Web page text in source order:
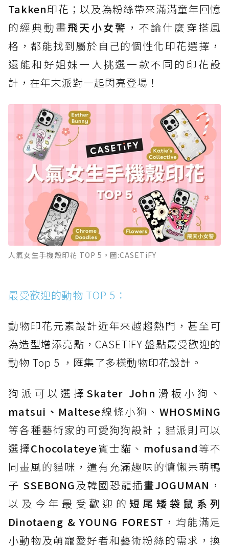
Takken印花；以及為粉絲帶來滿滿童年回憶
的經典動畫飛天小女警 ，不論什麼穿搭風
格，都能找到屬於自己的個性化印花選擇，
還能和好姐妹一人挑選一款不同的印花設
計，在年末派對一起閃亮登場！
人氣女生手機殼印花 TOP 5。圖:CASETiFY
最受歡迎的動物 TOP 5：
動物印花元素設計近年來越趨熱門，甚至可
為造型增添亮點，CASETiFY 盤點最受歡迎的
動物 Top 5 ，匯集了多樣動物印花設計。
狗派可以選擇 Skater John 滑板小狗、
matsui、Maltese線條小狗、 WHOSMiNG
等各種藝術家的可愛狗狗設計；貓派則可以
選擇Chocolateye賓士貓、 mofusand等不
同畫風的貓咪，還有充滿趣味的慵懶呆萌鴨
子 SSEBONG及韓國恐龍插畫JOGUMAN ，
以及今年最受歡迎的 短尾矮袋鼠系列
Dinotaeng & YOUNG FOREST ，均能滿足
小動物及萌寵愛好者和藝術粉絲的需求，換